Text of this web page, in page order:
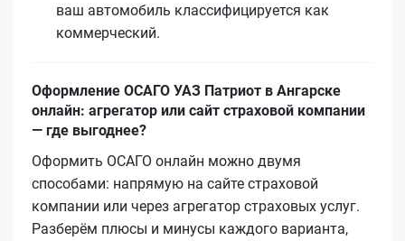
ваш автомобиль классифицируется как
коммерческий.
Оформление ОСАГО УАЗ Патриот в Ангарске
онлайн: агрегатор или сайт страховой компании
— где выгоднее?
Оформить ОСАГО онлайн можно двумя
способами: напрямую на сайте страховой
компании или через агрегатор страховых услуг.
Разберём плюсы и минусы каждого варианта,